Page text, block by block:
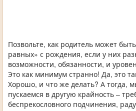
Позвольте, как родитель может
равных» с рождения, если у них
возможности, обязанности, и
Это как минимум странно! Да, это
Хорошо, и что же делать? А тогда,
пускаемся в другую крайность –
беспрекословного подчинения,